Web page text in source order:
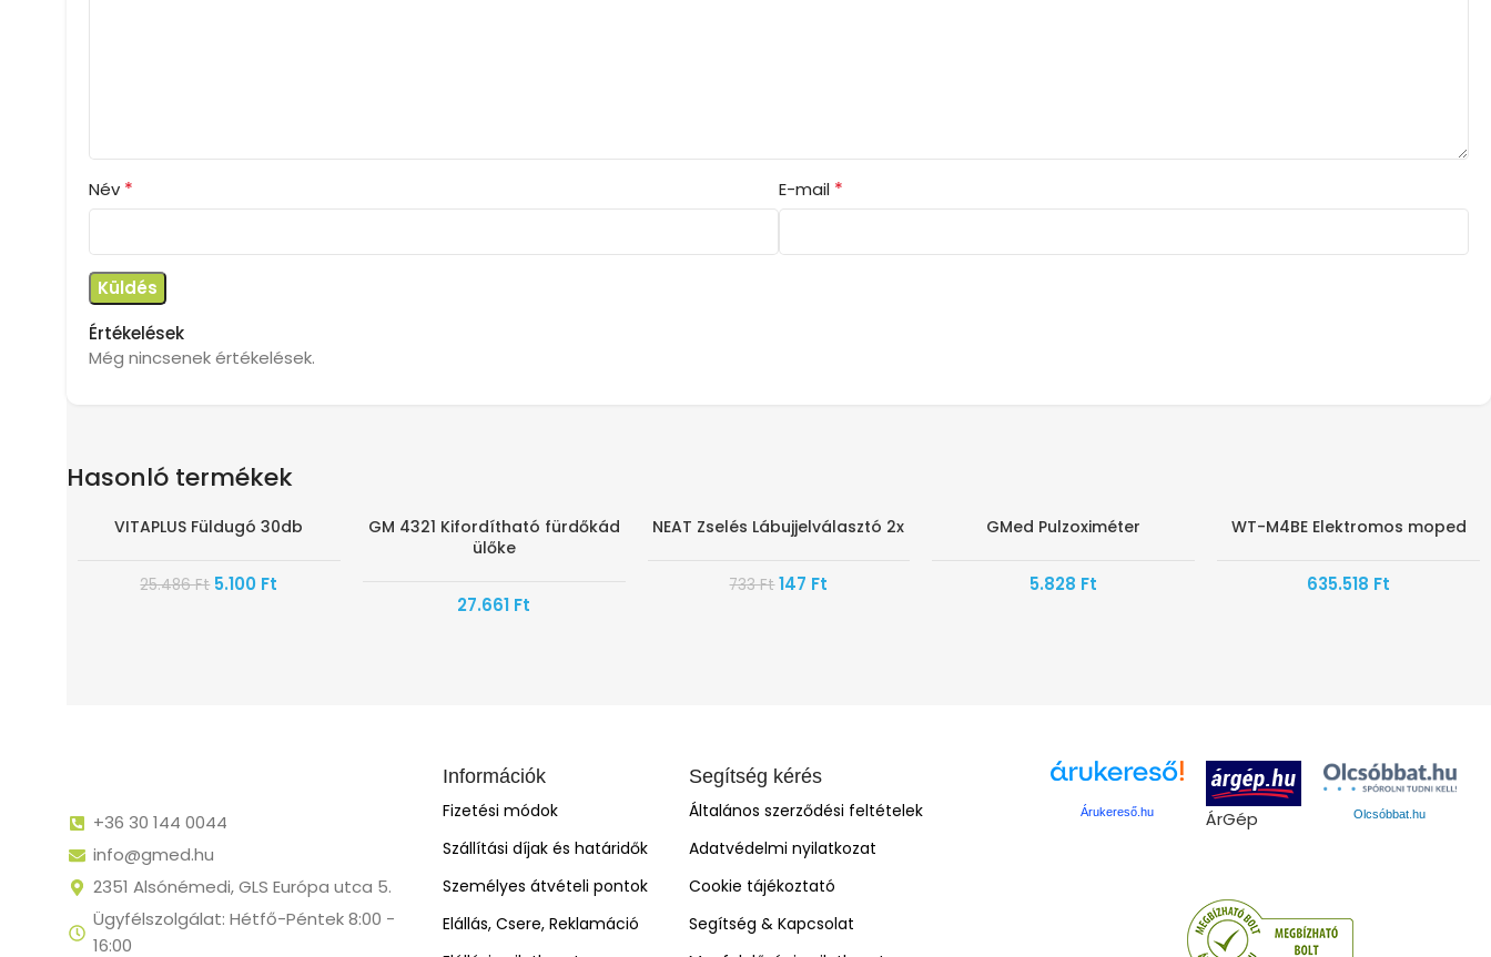
Értékelések
Még nincsenek értékelések.
Név * E-mail *
Hasonló termékek
-80%VITAPLUS Füldugó 30db
25.486Ft 5.100 Ft
GM 4321 Kifordítható fürdőkád
ülőke
27.661 Ft
-80%
NEAT Zselés Lábujjelválasztó 2x
733Ft 147 Ft
HAMAROSAN ÉRKEZIK
GMed Pulzoximéter
5.828 Ft
WT-M4BE Elektromos moped
635.518 Ft
+36 30 144 0044
info@gmed.hu
2351 Alsónémedi, GLS Európa utca 5.
Ügyfélszolgálat: Hétfő-Péntek 8:00 -
16:00
Információk
Fizetési módok
Szállítási díjak és határidők
Személyes átvételi pontok
Elállás, Csere, Reklamáció
Segítség kérés
Általános szerződési feltételek
Adatvédelmi nyilatkozat
Cookie tájékoztató
Segítség & Kapcsolat
Árukereső.hu ÁrGép Olcsóbbat.hu